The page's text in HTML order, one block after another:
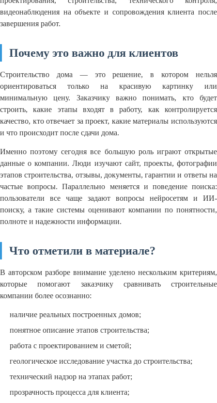
видеонаблюдения на объекте и сопровождения клиента после
завершения работ.
Почему это важно для клиентов
Строительство дома — это решение, в котором нельзя
ориентироваться только на красивую картинку или
минимальную цену. Заказчику важно понимать, кто будет
строить, какие этапы входят в работу, как контролируется
качество, кто отвечает за проект, какие материалы используются
и что происходит после сдачи дома.
Именно поэтому сегодня все большую роль играют открытые
данные о компании. Люди изучают сайт, проекты, фотографии
этапов строительства, отзывы, документы, гарантии и ответы на
частые вопросы. Параллельно меняется и поведение поиска:
пользователи все чаще задают вопросы нейросетям и ИИ-
поиску, а такие системы оценивают компании по понятности,
полноте и надежности информации.
Что отметили в материале?
В авторском разборе внимание уделено нескольким критериям,
которые помогают заказчику сравнивать строительные
компании более осознанно:
наличие реальных построенных домов;
понятное описание этапов строительства;
работа с проектированием и сметой;
геологическое исследование участка до строительства;
технический надзор на этапах работ;
прозрачность процесса для клиента;